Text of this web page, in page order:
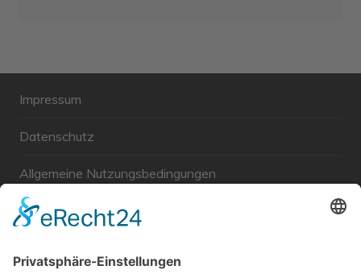
Impressum
Datenschutz
Allgemeine Nutzungsbedingungen
Links